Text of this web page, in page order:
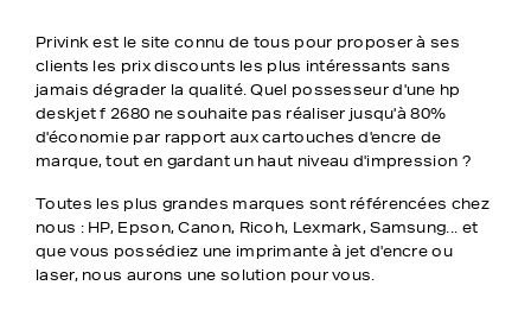
Privink est le site connu de tous pour proposer à ses
clients les prix discounts les plus intéressants sans
jamais dégrader la qualité. Quel possesseur d'une hp
deskjet f 2680 ne souhaite pas réaliser jusqu'à 80%
d'économie par rapport aux cartouches d'encre de
marque, tout en gardant un haut niveau d'impression ?
Toutes les plus grandes marques sont référencées chez
nous : HP, Epson, Canon, Ricoh, Lexmark, Samsung... et
que vous possédiez une imprimante à jet d'encre ou
laser, nous aurons une solution pour vous.